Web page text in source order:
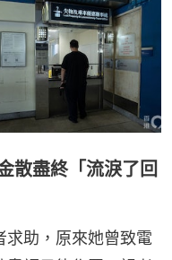
散盡終「流淚了回
求助，原來她曾致電